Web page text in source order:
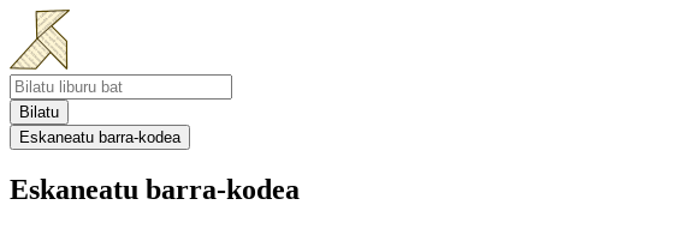
Bilatu
Eskaneatu barra-kodea
Eskaneatu barra-kodea